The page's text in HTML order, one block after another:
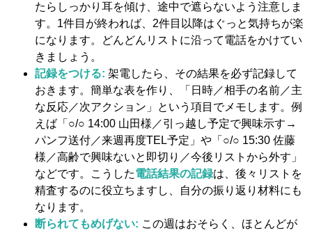
たらしっかり耳を傾け、途中で遮らないよう注意しま
す。1件目が終われば、2件目以降はぐっと気持ちが楽
になります。どんどんリストに沿って電話をかけてい
きましょう。
記録をつける: 架電したら、その結果を必ず記録して
おきます。簡単な表を作り、「日時／相手の名前／主
な反応／次アクション」という項目でメモします。例
えば「○/○ 14:00 山田様／引っ越し予定で興味示す→
パンフ送付／来週再度TEL予定」や「○/○ 15:30 佐藤
様／高齢で興味ないと即切り／今後リストから外す」
などです。こうした電話結果の記録は、後々リストを
精査するのに役立ちますし、自分の振り返り材料にも
なります。
断られてもめげない: この週はおそらく、ほとんどが